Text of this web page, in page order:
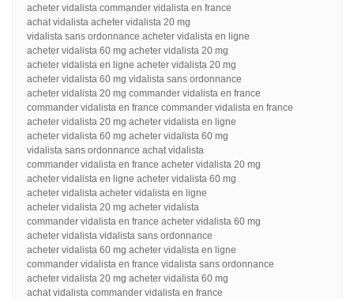
acheter vidalista commander vidalista en france
achat vidalista acheter vidalista 20 mg
vidalista sans ordonnance acheter vidalista en ligne
acheter vidalista 60 mg acheter vidalista 20 mg
acheter vidalista en ligne acheter vidalista 20 mg
acheter vidalista 60 mg vidalista sans ordonnance
acheter vidalista 20 mg commander vidalista en france
commander vidalista en france commander vidalista en france
acheter vidalista 20 mg acheter vidalista en ligne
acheter vidalista 60 mg acheter vidalista 60 mg
vidalista sans ordonnance achat vidalista
commander vidalista en france acheter vidalista 20 mg
acheter vidalista en ligne acheter vidalista 60 mg
acheter vidalista acheter vidalista en ligne
acheter vidalista 20 mg acheter vidalista
commander vidalista en france acheter vidalista 60 mg
acheter vidalista vidalista sans ordonnance
acheter vidalista 60 mg acheter vidalista en ligne
commander vidalista en france vidalista sans ordonnance
acheter vidalista 20 mg acheter vidalista 60 mg
achat vidalista commander vidalista en france